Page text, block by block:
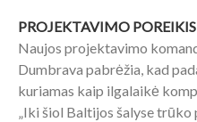
PROJEKTAVIMO
Naujos projektavimo
Dumbrava pabrėžia, kad
kuriamas kaip ilgalaikė
„Iki šiol Baltijos šalyse